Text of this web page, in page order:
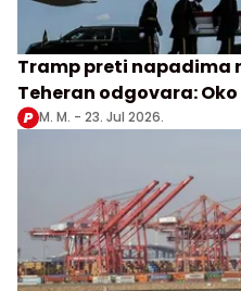
Tramp preti napadima
Teheran odgovara: Oko
M. M. - 23. Jul 2026.